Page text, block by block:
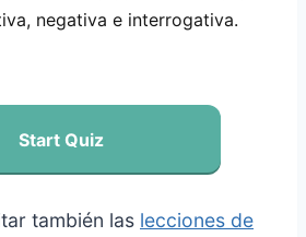
negativa e interrogativa.
Start Quiz
también las lecciones de